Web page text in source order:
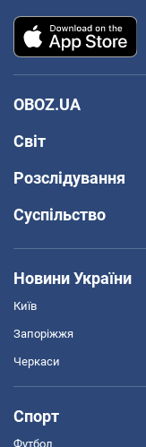
OBOZ.UA
Світ
Розслідування
Суспільство
Новини України
Київ
Запоріжжя
Черкаси
Спорт
Футбол